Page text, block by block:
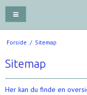
Forside / Sitemap
Sitemap
Her kan du finde en